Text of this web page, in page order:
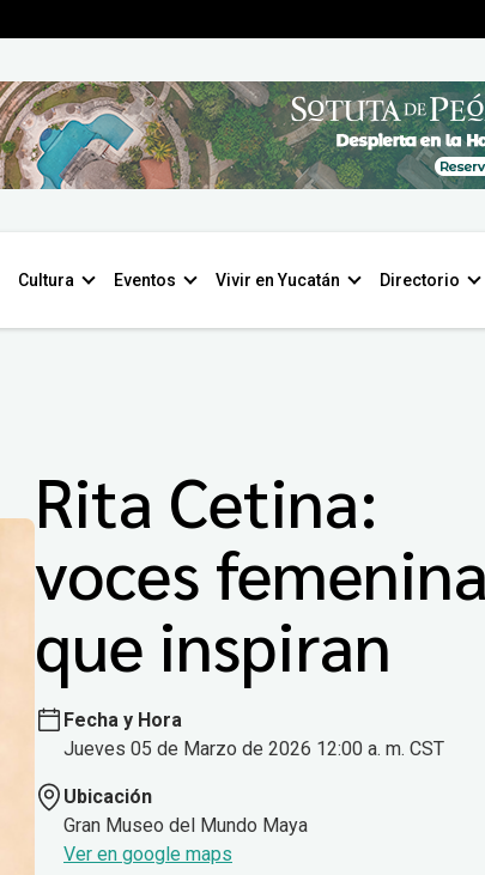
Cultura Eventos Vivir en Yucatán Directorio
Rita Cetina:
voces
que inspiran
Fecha y Hora
Jueves 05 de Marzo de 2026 12:00 a. m. CST
Ubicación
Gran Museo del Mundo Maya
Ver en google maps